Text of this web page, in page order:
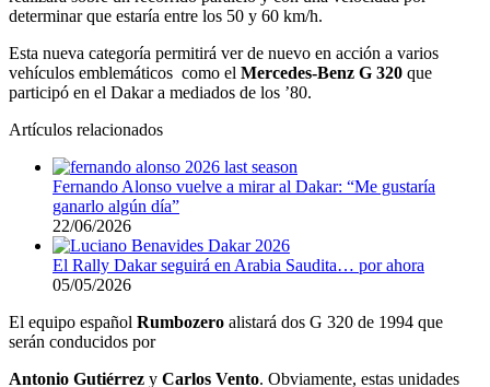
determinar que estaría entre los 50 y 60 km/h.
Esta nueva categoría permitirá ver de nuevo en acción a varios
vehículos emblemáticos como el Mercedes-Benz G 320 que
participó en el Dakar a mediados de los ’80.
Artículos relacionados
Fernando Alonso vuelve a mirar al Dakar: “Me gustaría
ganarlo algún día”
22/06/2026
El Rally Dakar seguirá en Arabia Saudita… por ahora
05/05/2026
El equipo español Rumbozero alistará dos G 320 de 1994 que
serán conducidos por
Antonio Gutiérrez y Carlos Vento. Obviamente, estas unidades